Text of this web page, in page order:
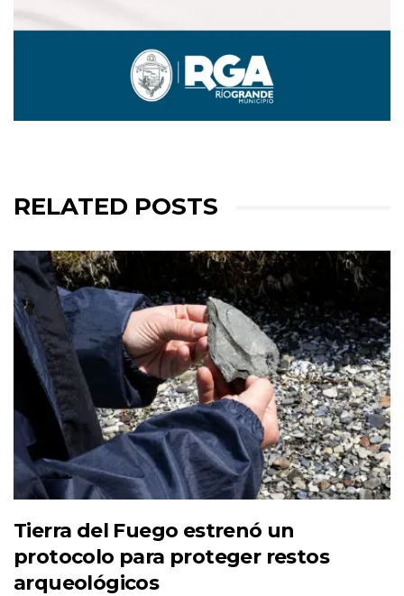
RELATED POSTS
Tierra del Fuego estrenó un
protocolo para proteger restos
arqueológicos